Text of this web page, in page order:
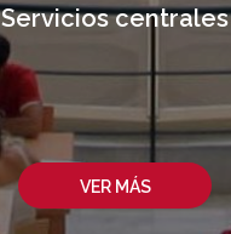
VER MÁS
Servicios centrales